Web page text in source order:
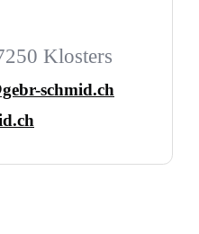
Klosters
schmid.ch